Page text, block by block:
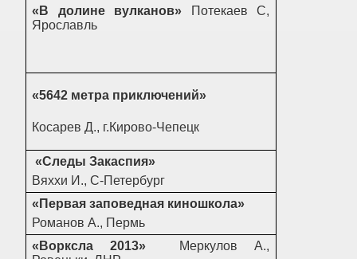
«В долине вулканов» Потекаев С,
Ярославль
«5642 метра приключений»
Косарев Д., г.Кирово-Чепецк
«Следы Закаспия»
Вяххи И., С-Петербург
«Первая заповедная киношкола»
Романов А., Пермь
«Ворксла 2013» Меркулов А.,